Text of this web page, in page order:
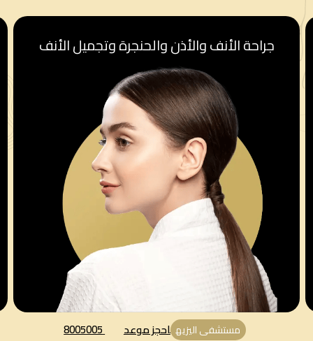
والحنجرة وتجميل الأنف قسم أمراض
مستشفى اليزيه احجز موعد 8005005